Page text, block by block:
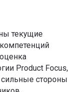
текущие
Product Focus,
стороны